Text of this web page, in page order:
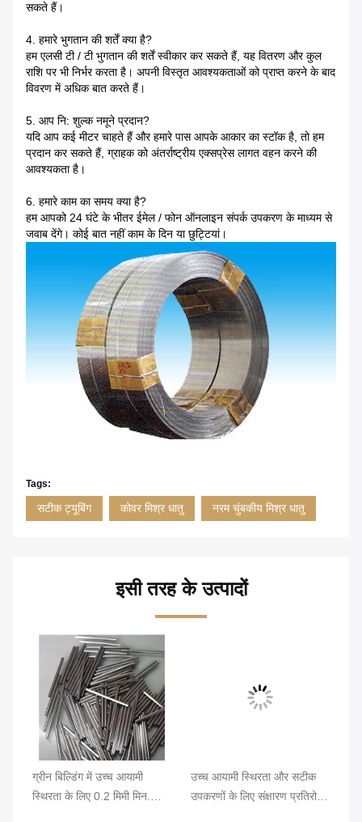
सकते हैं।
4. हमारे भुगतान की शर्तें क्या है?
हम एलसी टी / टी भुगतान की शर्तें स्वीकार कर सकते हैं, यह वितरण और कुल
राशि पर भी निर्भर करता है। अपनी विस्तृत आवश्यकताओं को प्राप्त करने के बाद
विवरण में अधिक बात करते हैं।
5. आप नि: शुल्क नमूने प्रदान?
यदि आप कई मीटर चाहते हैं और हमारे पास आपके आकार का स्टॉक है, तो हम
प्रदान कर सकते हैं, ग्राहक को अंतर्राष्ट्रीय एक्सप्रेस लागत वहन करने की
आवश्यकता है।
6. हमारे काम का समय क्या है?
हम आपको 24 घंटे के भीतर ईमेल / फोन ऑनलाइन संपर्क उपकरण के माध्यम से
जवाब देंगे। कोई बात नहीं काम के दिन या छुट्टियां।
Tags:
सटीक ट्यूबिंग कोवर मिश्र धातु नरम चुंबकीय मिश्र धातु
इसी तरह के उत्पादों
ग्रीन बिल्डिंग में उच्च आयामी
स्थिरता के लिए 0.2 मिमी मिन.
उच्च आयामी स्थिरता और सटीक
उपकरणों के लिए संक्षारण प्रतिरोध